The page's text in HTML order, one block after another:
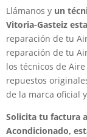
Llámanos y un
Vitoria-Gasteiz
reparación de tu
reparación de tu
los técnicos de
repuestos
de la marca oficial
Solicita tu factura
Acondicionado,